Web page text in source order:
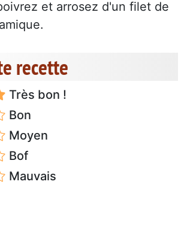
et arrosez d'un filet de
recette
Très bon !
Bon
Moyen
Bof
Mauvais